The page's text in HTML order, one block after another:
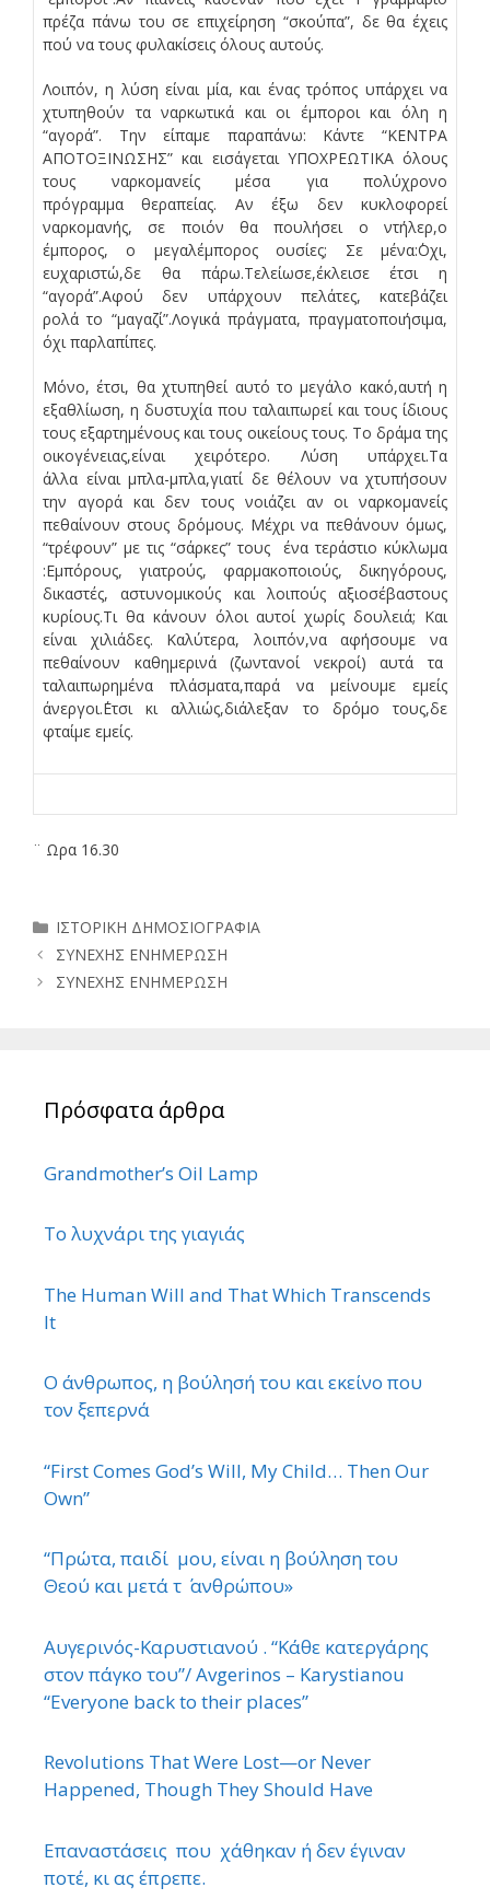
πρέζα πάνω του σε επιχείρηση “σκούπα”, δε θα έχεις
πού να τους φυλακίσεις όλους αυτούς.
Λοιπόν, η λύση είναι μία, και ένας τρόπος υπάρχει να
χτυπηθούν τα ναρκωτικά και οι έμποροι και όλη η
“αγορά”. Την είπαμε παραπάνω: Κάντε “ΚΕΝΤΡΑ
ΑΠΟΤΟΞΙΝΩΣΗΣ” και εισάγεται ΥΠΟΧΡΕΩΤΙΚΑ όλους
τους ναρκομανείς μέσα για πολύχρονο
πρόγραμμα θεραπείας. Αν έξω δεν κυκλοφορεί
ναρκομανής, σε ποιόν θα πουλήσει ο ντήλερ,ο
έμπορος, ο μεγαλέμπορος ουσίες; Σε μένα:΄Οχι,
ευχαριστώ,δε θα πάρω.Τελείωσε,έκλεισε έτσι η
“αγορά”.Αφού δεν υπάρχουν πελάτες, κατεβάζει
ρολά το “μαγαζί”.Λογικά πράγματα, πραγματοποιήσιμα,
όχι παρλαπίπες.
Μόνο, έτσι, θα χτυπηθεί αυτό το μεγάλο κακό,αυτή η
εξαθλίωση, η δυστυχία που ταλαιπωρεί και τους ίδιους
τους εξαρτημένους και τους οικείους τους. Το δράμα της
οικογένειας,είναι χειρότερο. Λύση υπάρχει.Τα
άλλα είναι μπλα-μπλα,γιατί δε θέλουν να χτυπήσουν
την αγορά και δεν τους νοιάζει αν οι ναρκομανείς
πεθαίνουν στους δρόμους. Μέχρι να πεθάνουν όμως,
“τρέφουν” με τις “σάρκες” τους ένα τεράστιο κύκλωμα
:Εμπόρους, γιατρούς, φαρμακοποιούς, δικηγόρους,
δικαστές, αστυνομικούς και λοιπούς αξιοσέβαστους
κυρίους.Τι θα κάνουν όλοι αυτοί χωρίς δουλειά; Και
είναι χιλιάδες. Καλύτερα, λοιπόν,να αφήσουμε να
πεθαίνουν καθημερινά (ζωντανοί νεκροί) αυτά τα
ταλαιπωρημένα πλάσματα,παρά να μείνουμε εμείς
άνεργοι.΄Ετσι κι αλλιώς,διάλεξαν το δρόμο τους,δε
φταίμε εμείς.
¨ Ωρα 16.30
Κατηγορίες
ΙΣΤΟΡΙΚΗ ΔΗΜΟΣΙΟΓΡΑΦΙΑ
ΣΥΝΕΧΗΣ ΕΝΗΜΕΡΩΣΗ
ΣΥΝΕΧΗΣ ΕΝΗΜΕΡΩΣΗ
Πρόσφατα άρθρα
Grandmother’s Oil Lamp
Το λυχνάρι της γιαγιάς
The Human Will and That Which Transcends
It
Ο άνθρωπος, η βούλησή του και εκείνο που
τον ξεπερνά
“First Comes God’s Will, My Child… Then Our
Own”
“Πρώτα, παιδί μου, είναι η βούληση του
Θεού και μετά τ ΄ ανθρώπου»
Αυγερινός-Καρυστιανού . “Κάθε κατεργάρης
στον πάγκο του”/ Avgerinos – Karystianou
“Εveryone back to their places”
Revolutions That Were Lost—or Never
Happened, Though They Should Have
Επαναστάσεις που χάθηκαν ή δεν έγιναν
ποτέ, κι ας έπρεπε.